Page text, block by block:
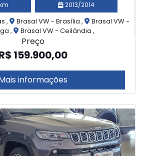
2013/2014
, Brasal VW - Brasília ,
Brasal VW -
,
Brasal VW - Ceilândia ,
Preço
159.900,00
informações